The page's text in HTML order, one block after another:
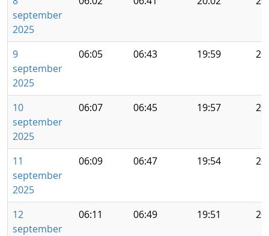
september
2025
9
september
2025
06:05 06:43 19:59
10
september
2025
06:07 06:45 19:57
11
september
2025
06:09 06:47 19:54
12
september
06:11 06:49 19:51